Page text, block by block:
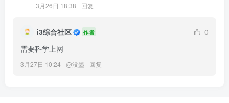
3月26日 18:38 回复
i3综合社区 作者
0
需要科学上网
3月27日 10:24 @没墨 回复